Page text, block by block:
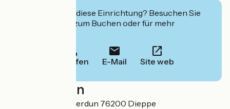
Interessiert Sie diese Einrichtung? Besuchen Sie
deren Website zum Buchen oder für mehr
Anrufen E-Mail Site web
Localisation
30 boulevard de Verdun 76200 Dieppe